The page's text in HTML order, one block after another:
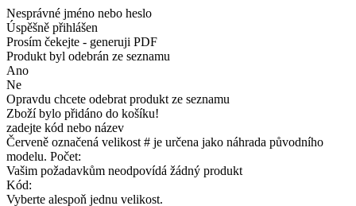
Nesprávné jméno nebo heslo
Úspěšně přihlášen
Prosím čekejte - generuji PDF
Produkt byl odebrán ze seznamu
Ano
Ne
Opravdu chcete odebrat produkt ze seznamu
Zboží bylo přidáno do košíku!
zadejte kód nebo název
Červeně označená velikost # je určena jako náhrada původního
modelu. Počet:
Vašim požadavkům neodpovídá žádný produkt
Kód:
Vyberte alespoň jednu velikost.